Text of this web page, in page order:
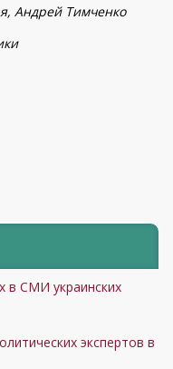
Андрей Тимченко
в СМИ украинских
экспертов в